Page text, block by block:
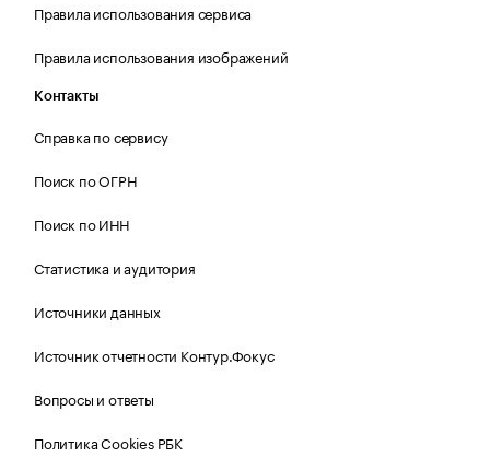
Правила использования сервиса
Правила использования изображений
Контакты
Справка по сервису
Поиск по ОГРН
Поиск по ИНН
Статистика и аудитория
Источники данных
Источник отчетности Контур.Фокус
Вопросы и ответы
Политика Cookies РБК